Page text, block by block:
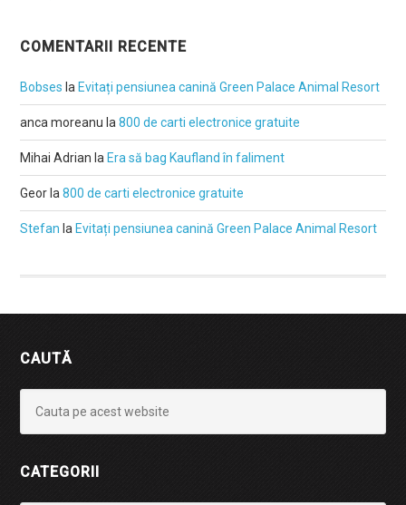
COMENTARII RECENTE
Bobses la Evitați pensiunea canină Green Palace Animal Resort
anca moreanu la800 de carti electronice gratuite
Mihai Adrian la Era să bag Kaufland în faliment
Geor la800 de carti electronice gratuite
Stefan la Evitați pensiunea canină Green Palace Animal Resort
CAUTĂ
CATEGORII